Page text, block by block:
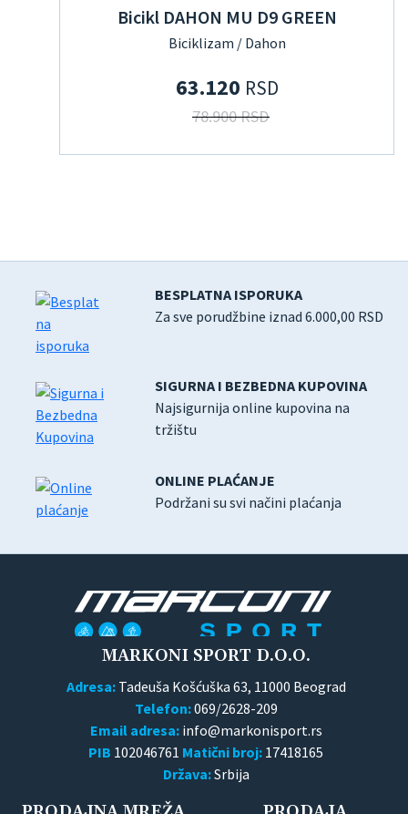
Bicikl DAHON MU D9 GREEN
Biciklizam / Dahon
63.120 RSD
78.900 RSD
BESPLATNA ISPORUKA
Za sve porudžbine iznad 6.000,00 RSD
SIGURNA I BEZBEDNA KUPOVINA
Najsigurnija online kupovina na
tržištu
ONLINE PLAĆANJE
Podržani su svi načini plaćanja
MARKONI SPORT D.O.O.
Adresa:Tadeuša Košćuška 63, 11000 Beograd
Telefon:069/2628-209
Email adresa:
PIB 102046761 Matični broj: 17418165
Država:Srbija